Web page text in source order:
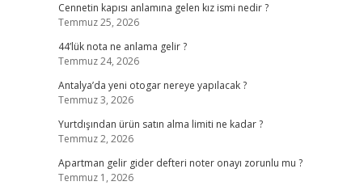
Cennetin kapısı anlamına gelen kız ismi nedir ?
Temmuz 25, 2026
44’lük nota ne anlama gelir ?
Temmuz 24, 2026
Antalya’da yeni otogar nereye yapılacak ?
Temmuz 3, 2026
Yurtdışından ürün satın alma limiti ne kadar ?
Temmuz 2, 2026
Apartman gelir gider defteri noter onayı zorunlu mu ?
Temmuz 1, 2026